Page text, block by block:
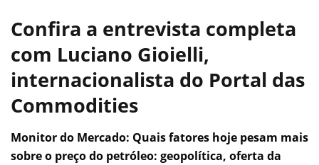
Confira a entrevista completa
com Luciano Gioielli,
internacionalista do Portal das
Commodities
Monitor do Mercado: Quais fatores hoje pesam mais
sobre o preço do petróleo: geopolítica, oferta da